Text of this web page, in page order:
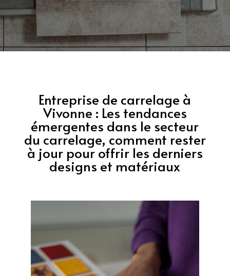
Entreprise de carrelage à
Vivonne : Les tendances
émergentes dans le secteur
du carrelage, comment rester
à jour pour offrir les derniers
designs et matériaux